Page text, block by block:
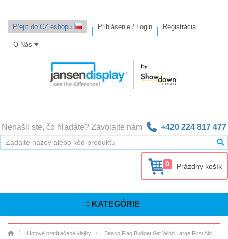
Přejít do CZ eshopu Prihlásenie / Login Registrácia
O Nás
Nenašli ste, čo hľadáte? Zavolajte nám +420 224 817 477
0 Prázdny košík
KATEGÓRIE
Hotové predtlačené vlajky Beach Flag Budget Set Wind Large First Aid